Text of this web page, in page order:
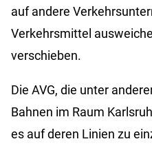
auf andere
Verkehrsmittel
verschieben.
Die AVG, die unter
Bahnen im Raum
es auf deren Linien zu